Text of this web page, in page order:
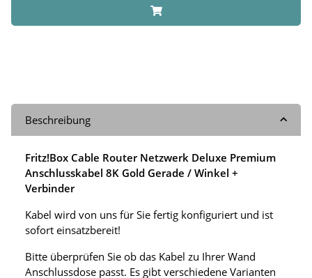
Beschreibung
Fritz!Box Cable Router Netzwerk Deluxe Premium
Anschlusskabel 8K Gold Gerade / Winkel +
Verbinder
Kabel wird von uns für Sie fertig konfiguriert und ist
sofort einsatzbereit!
Bitte überprüfen Sie ob das Kabel zu Ihrer Wand
Anschlussdose passt. Es gibt verschiedene Varianten